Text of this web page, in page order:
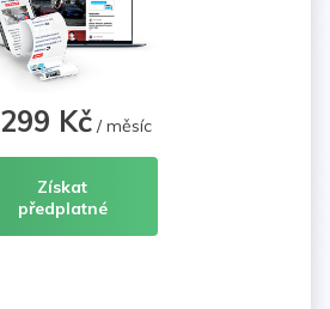
299 Kč/ měsíc
Získat
předplatné